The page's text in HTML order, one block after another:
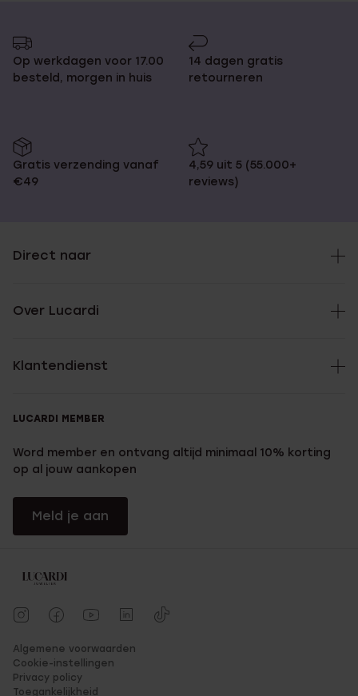
Op werkdagen voor 17.00
besteld, morgen in huis
14 dagen gratis
retourneren
Gratis verzending vanaf
€49
4,59 uit 5 (55.000+
reviews)
Direct naar
Over Lucardi
Klantendienst
LUCARDI MEMBER
Word member en ontvang altijd minimaal 10% korting
op al jouw aankopen
Meld je aan
Algemene voorwaarden
Cookie-instellingen
Privacy policy
Toegankelijkheid